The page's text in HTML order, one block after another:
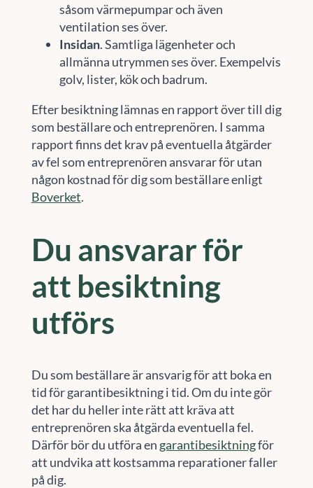
såsom värmepumpar och även
ventilation ses över.
Insidan. Samtliga lägenheter och
allmänna utrymmen ses över. Exempelvis
golv, lister, kök och badrum.
Efter besiktning lämnas en rapport över till dig
som beställare och entreprenören. I samma
rapport finns det krav på eventuella åtgärder
av fel som entreprenören ansvarar för utan
någon kostnad för dig som beställare enligt
Boverket.
Du ansvarar för
att besiktning
utförs
Du som beställare är ansvarig för att boka en
tid för garantibesiktning i tid. Om du inte gör
det har du heller inte rätt att kräva att
entreprenören ska åtgärda eventuella fel.
Därför bör du utföra en garantibesiktningför
att undvika att kostsamma reparationer faller
på dig.